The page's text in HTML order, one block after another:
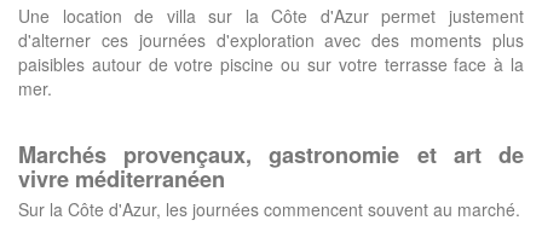
Une location de villa sur la Côte d'Azur permet justement
d'alterner ces journées d'exploration avec des moments plus
paisibles autour de votre piscine ou sur votre terrasse face à la
mer.
Marchés provençaux, gastronomie et art de
vivre méditerranéen
Sur la Côte d'Azur, les journées commencent souvent au marché.